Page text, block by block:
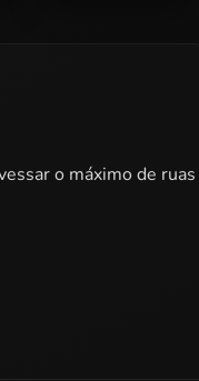
o máximo de ruas